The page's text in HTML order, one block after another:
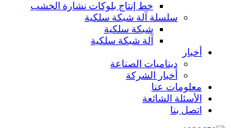
خط إنتاج بلوكات نشارة الخشب
سلسلة آلة شبكة سلكية
شبكة سلكية
آلة شبكة سلكية
أخبار
ديناميات الصناعة
أخبار الشركة
معلومات عنا
الأسئلة الشائعة
اتصل بنا